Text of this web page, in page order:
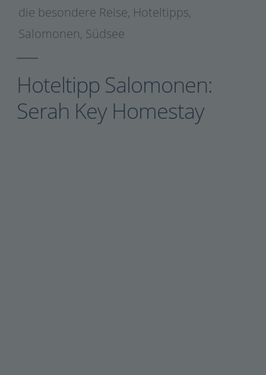
die besondere Reise, Hoteltipps,
Salomonen, Südsee
Hoteltipp Salomonen:
Serah Key Homestay